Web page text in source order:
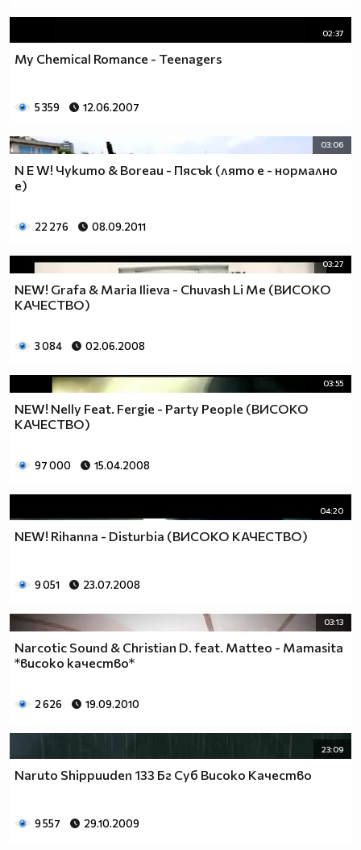
02:37
My Chemical Romance - Teenagers
5 359 12.06.2007
03:06
N E W! Чукито & Boreau - Пясък (лято е - нормално
е)
22 276 08.09.2011
03:27
NEW! Grafa & Maria Ilieva - Chuvash Li Me (ВИСОКО
КАЧЕСТВО)
3 084 02.06.2008
03:55
NEW! Nelly Feat. Fergie - Party People (ВИСОКО
КАЧЕСТВО)
97 000 15.04.2008
04:20
NEW! Rihanna - Disturbia (ВИСОКО КАЧЕСТВО)
9 051 23.07.2008
03:13
Narcotic Sound & Christian D. feat. Matteo - Mamasita
*високо качество*
2 626 19.09.2010
23:09
Naruto Shippuuden 133 Бг Суб Високо Качество
9 557 29.10.2009